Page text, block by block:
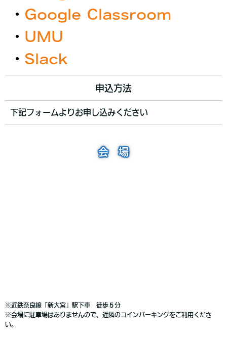
・ Google Classroom
・ UMU
・ Slack
申込方法
下記フォームよりお申し込みください
会 場
※近鉄奈良線「新大宮」駅下車 徒歩５分
※会場に駐車場はありませんので、近隣のコインパーキングをご利用くださ
い。